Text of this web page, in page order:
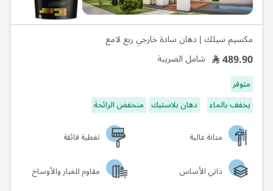
مكسيم سيلك | دهان سادة خارجي ربع لامع
489.90 شامل الضريبة
متوفر
يخفف بالماء
دهان بلاستيك منخفض الرائحة
متانة عالية
تغطية فائقة
ذاتي الأساس
مقاوم للغبار والأوساخ